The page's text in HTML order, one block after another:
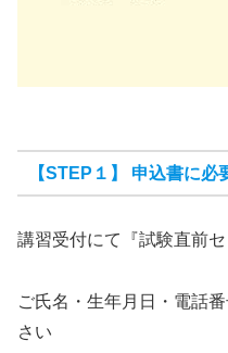
【STEP１】 申込書に
講習受付にて『試験直前
ご氏名・生年月日・電話
さい